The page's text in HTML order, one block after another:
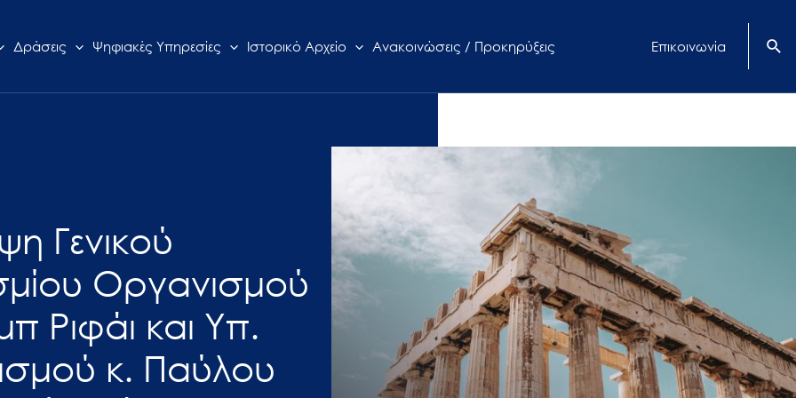
Δράσεις Ψηφιακές Υπηρεσίες Ιστορικό Αρχείο Ανακοινώσεις / Προκηρύξεις Επικοινωνία
Γενικού
Οργανισμού
Ριφάι και Υπ.
κ. Παύλου